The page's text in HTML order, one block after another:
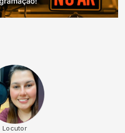
Locutor